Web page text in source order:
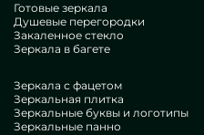
Готовые зеркала
Душевые перегородки
Закаленное стекло
Зеркала в багете
Зеркала с фацетом
Зеркальная плитка
Зеркальные буквы и логотипы
Зеркальные панно